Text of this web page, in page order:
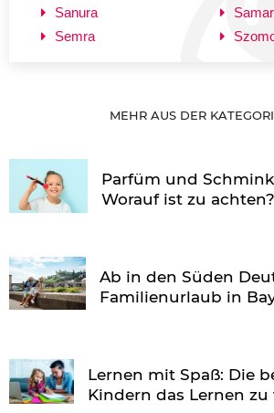
Sanura
Semra
MEHR AUS DER
Parfüm und
Worauf ist zu achten?
Ab in den Süden
Familienurlaub in
Lernen mit Spaß: Die
Kindern das Lernen zu